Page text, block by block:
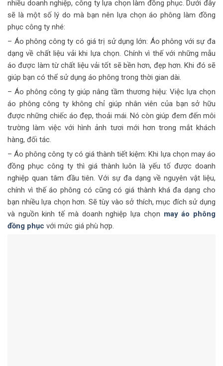
nhiều doanh nghiệp, công ty lựa chọn làm đồng phục. Dưới đây
sẽ là một số lý do mà bạn nên lựa chọn áo phông làm đồng
phục công ty nhé:
– Áo phông công ty có giá trị sử dụng lớn: Áo phông với sự đa
dạng về chất liệu vải khi lựa chọn. Chính vì thế với những mẫu
áo được làm từ chất liệu vải tốt sẽ bền hơn, đẹp hơn. Khi đó sẽ
giúp bạn có thể sử dụng áo phông trong thời gian dài.
– Áo phông công ty giúp nâng tầm thương hiệu: Việc lựa chọn
áo phông công ty không chỉ giúp nhân viên của bạn sở hữu
được những chiếc áo đẹp, thoải mái. Nó còn giúp đem đến môi
trường làm việc với hình ảnh tươi mới hơn trong mắt khách
hàng, đối tác.
– Áo phông công ty có giá thành tiết kiệm: Khi lựa chọn may áo
đồng phục công ty thì giá thành luôn là yếu tố được doanh
nghiệp quan tâm đầu tiên. Với sự đa dạng về nguyên vật liệu,
chính vì thế áo phông có cũng có giá thành khá đa dạng cho
bạn nhiều lựa chọn hơn. Sẽ tùy vào sở thích, mục đích sử dụng
và nguồn kinh tế mà doanh nghiệp lựa chọn may áo phông
đồng phục với mức giá phù hợp.